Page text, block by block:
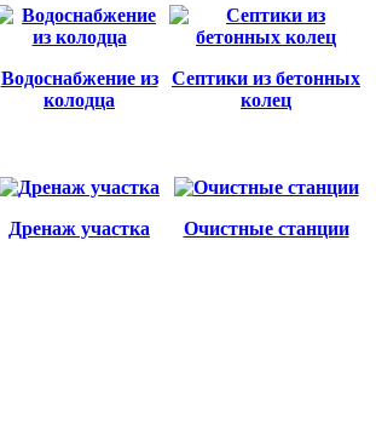
Водоснабжение из
колодца
Септики из бетонных
колец
Дренаж участка Очистные станции